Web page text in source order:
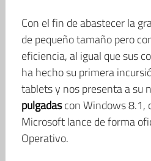
Con el fin de abastecer la
de pequeño tamaño pero
eficiencia, al igual que sus
ha hecho su primera
tablets y nos presenta a su
pulgadascon Windows 8.1,
Microsoft lance de forma
Operativo.